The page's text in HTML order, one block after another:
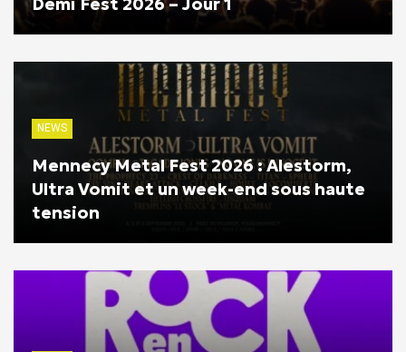
NEWS
Mennecy Metal Fest 2026 : Alestorm,
Ultra Vomit et un week-end sous haute
tension